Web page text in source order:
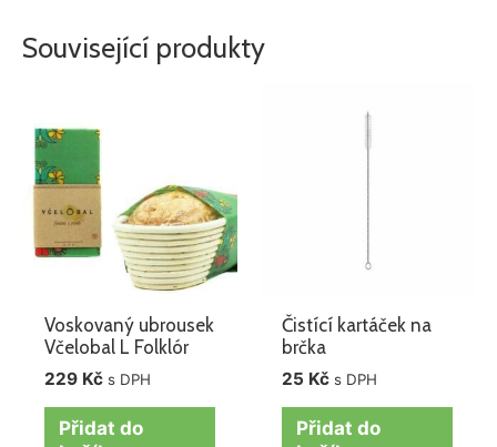
Související produkty
Voskovaný ubrousek
Včelobal L Folklór
229 Kč s DPH
Přidat do
Čistící kartáček na
brčka
25 Kč s DPH
Přidat do